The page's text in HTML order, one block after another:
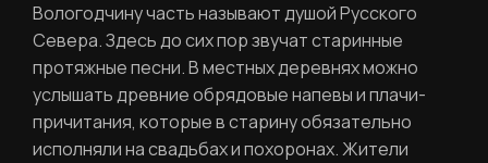
Вологодчину часть называют душой Русского
Севера. Здесь до сих пор звучат старинные
протяжные песни. В местных деревнях можно
услышать древние обрядовые напевы и плачи-
причитания, которые в старину обязательно
исполняли на свадьбах и похоронах. Жители
РЕГИСТРАЦИЯ
Ваше имя